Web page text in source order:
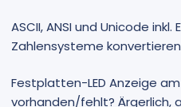
ASCII, ANSI und Unicode
Zahlensysteme
Festplatten-LED Anzeige
vorhanden/fehlt? Ärgerlich,